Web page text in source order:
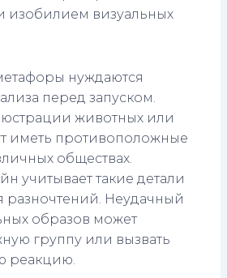
визуальных
нуждаются
перед запуском.
животных или
иметь противоположные
обществах.
учитывает такие детали
разночтений. Неудачный
образов может
группу или вызвать
реакцию.